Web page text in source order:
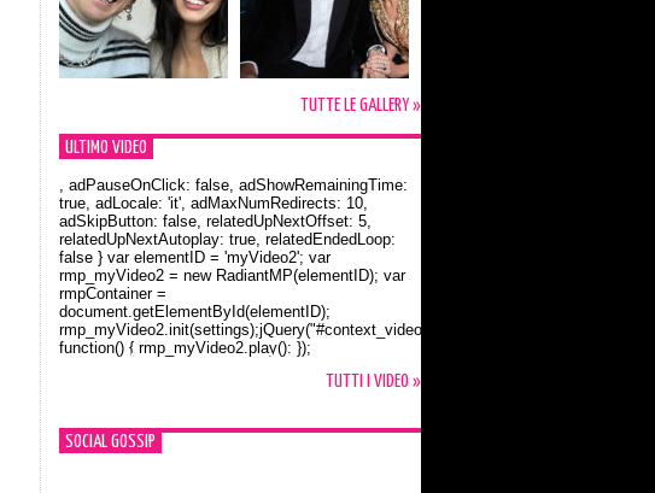
TUTTE LE GALLERY »
ULTIMO VIDEO
Orlando Bloom e la t-shirt dedicata a Flynn
, adPauseOnClick: false, adShowRemainingTime:
true, adLocale: 'it', adMaxNumRedirects: 10,
adSkipButton: false, relatedUpNextOffset: 5,
relatedUpNextAutoplay: true, relatedEndedLoop:
false } var elementID = 'myVideo2'; var
rmp_myVideo2 = new RadiantMP(elementID); var
rmpContainer =
document.getElementById(elementID);
rmp_myVideo2.init(settings);jQuery("#context_video2").one("mouseover",
function() { rmp_myVideo2.play(); });
TUTTI I VIDEO »
SOCIAL GOSSIP